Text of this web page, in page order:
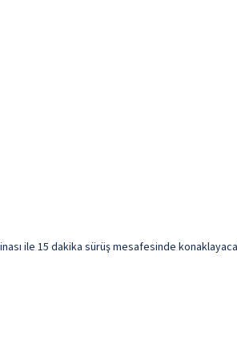
ile 15 dakika sürüş mesafesinde